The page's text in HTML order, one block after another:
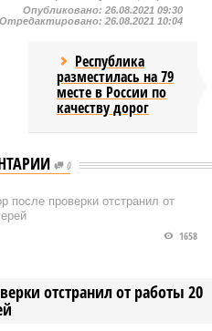
Опубликовано: 26.08.2021 09:30
Отредактировано: 26.08.2021 10:04
Республика
разместилась на 79
месте в России по
качеству дорог
0
после проверки отстранил от
отстранил от работы 20
1658